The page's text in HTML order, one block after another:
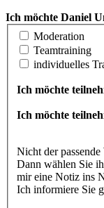
Ich möchte Daniel
Moderation
Teamtraining
individuelles
Ich möchte
Ich möchte
Nicht der
Dann wählen Sie
mir eine Notiz ins
Ich informiere Sie